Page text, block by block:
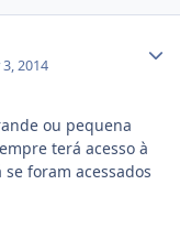
3, 2014
ou pequena
terá acesso à
foram acessados